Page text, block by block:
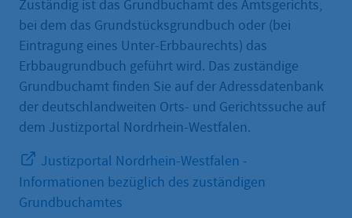
Zuständig ist das Grundbuchamt des Amtsgerichts,
bei dem das Grundstücksgrundbuch oder (bei
Eintragung eines Unter-Erbbaurechts) das
Erbbaugrundbuch geführt wird. Das zuständige
Grundbuchamt finden Sie auf der Adressdatenbank
der deutschlandweiten Orts- und Gerichtssuche auf
dem Justizportal Nordrhein-Westfalen.
Justizportal Nordrhein-Westfalen -
Informationen bezüglich des zuständigen
Grundbuchamtes